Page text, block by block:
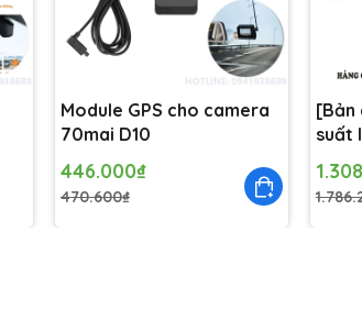
Module GPS cho camera
70mai D10
446.000₫
470.600₫
[Bản
suất